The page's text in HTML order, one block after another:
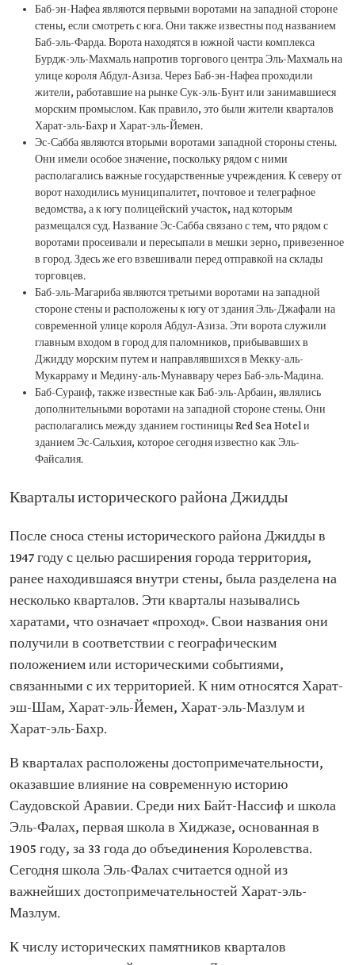
Баб-эн-Нафеа являются первыми воротами на западной стороне
стены, если смотреть с юга. Они также известны под названием
Баб-эль-Фарда. Ворота находятся в южной части комплекса
Бурдж-эль-Махмаль напротив торгового центра Эль-Махмаль на
улице короля Абдул-Азиза. Через Баб-эн-Нафеа проходили
жители, работавшие на рынке Сук-эль-Бунт или занимавшиеся
морским промыслом. Как правило, это были жители кварталов
Харат-эль-Бахр и Харат-эль-Йемен.
Эс-Сабба являются вторыми воротами западной стороны стены.
Они имели особое значение, поскольку рядом с ними
располагались важные государственные учреждения. К северу от
ворот находились муниципалитет, почтовое и телеграфное
ведомства, а к югу полицейский участок, над которым
размещался суд. Название Эс-Сабба связано с тем, что рядом с
воротами просеивали и пересыпали в мешки зерно, привезенное
в город. Здесь же его взвешивали перед отправкой на склады
торговцев.
Баб-эль-Магариба являются третьими воротами на западной
стороне стены и расположены к югу от здания Эль-Джафали на
современной улице короля Абдул-Азиза. Эти ворота служили
главным входом в город для паломников, прибывавших в
Джидду морским путем и направлявшихся в Мекку-аль-
Мукарраму и Медину-аль-Мунаввару через Баб-эль-Мадина.
Баб-Сураиф, также известные как Баб-эль-Арбаин, являлись
дополнительными воротами на западной стороне стены. Они
располагались между зданием гостиницы Red Sea Hotel и
зданием Эс-Сальхия, которое сегодня известно как Эль-
Файсалия.
Кварталы исторического района Джидды
После сноса стены исторического района Джидды в
1947 году с целью расширения города территория,
ранее находившаяся внутри стены, была разделена на
несколько кварталов. Эти кварталы назывались
харатами, что означает «проход». Свои названия они
получили в соответствии с географическим
положением или историческими событиями,
связанными с их территорией. К ним относятся Харат-
эш-Шам, Харат-эль-Йемен, Харат-эль-Мазлум и
Харат-эль-Бахр.
В кварталах расположены достопримечательности,
оказавшие влияние на современную историю
Саудовской Аравии. Среди них Байт-Нассиф и школа
Эль-Фалах, первая школа в Хиджазе, основанная в
1905 году, за 33 года до объединения Королевства.
Сегодня школа Эль-Фалах считается одной из
важнейших достопримечательностей Харат-эль-
Мазлум.
К числу исторических памятников кварталов